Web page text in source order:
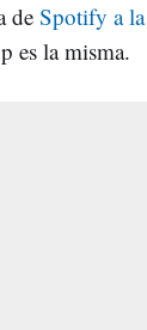
de Spotify a
es la misma.